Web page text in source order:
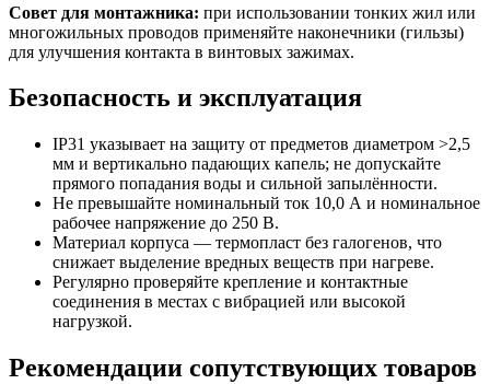
Совет для монтажника: при использовании тонких жил или
многожильных проводов применяйте наконечники (гильзы)
для улучшения контакта в винтовых зажимах.
Безопасность и эксплуатация
IP31 указывает на защиту от предметов диаметром >2,5
мм и вертикально падающих капель; не допускайте
прямого попадания воды и сильной запылённости.
Не превышайте номинальный ток 10,0 А и номинальное
рабочее напряжение до 250 В.
Материал корпуса — термопласт без галогенов, что
снижает выделение вредных веществ при нагреве.
Регулярно проверяйте крепление и контактные
соединения в местах с вибрацией или высокой
нагрузкой.
Рекомендации сопутствующих товаров